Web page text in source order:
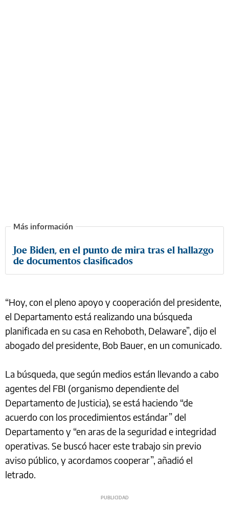
Joe Biden, en el punto de mira tras el hallazgo
de documentos clasificados
“Hoy, con el pleno apoyo y cooperación del presidente,
el Departamento está realizando una búsqueda
planificada en su casa en Rehoboth, Delaware”, dijo el
abogado del presidente, Bob Bauer, en un comunicado.
La búsqueda, que según medios están llevando a cabo
agentes del FBI (organismo dependiente del
Departamento de Justicia), se está haciendo “de
acuerdo con los procedimientos estándar” del
Departamento y “en aras de la seguridad e integridad
operativas. Se buscó hacer este trabajo sin previo
aviso público, y acordamos cooperar”, añadió el
letrado.